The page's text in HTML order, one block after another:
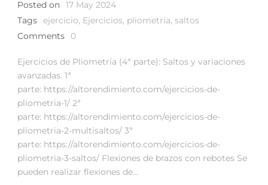
Posted on 17 May 2024
Tags ejercicio, Ejercicios, pliometría, saltos
Comments
0
Ejercicios de Pliometría (4ª parte): Saltos y variaciones
avanzadas. 1ª
parte: https://altorendimiento.com/ejercicios-de-
pliometria-1/ 2ª
parte: https://altorendimiento.com/ejercicios-de-
pliometria-2-multisaltos/ 3ª
parte: https://altorendimiento.com/ejercicios-de-
pliometria-3-saltos/ Flexiones de brazos con rebotes Se
pueden realizar flexiones de...